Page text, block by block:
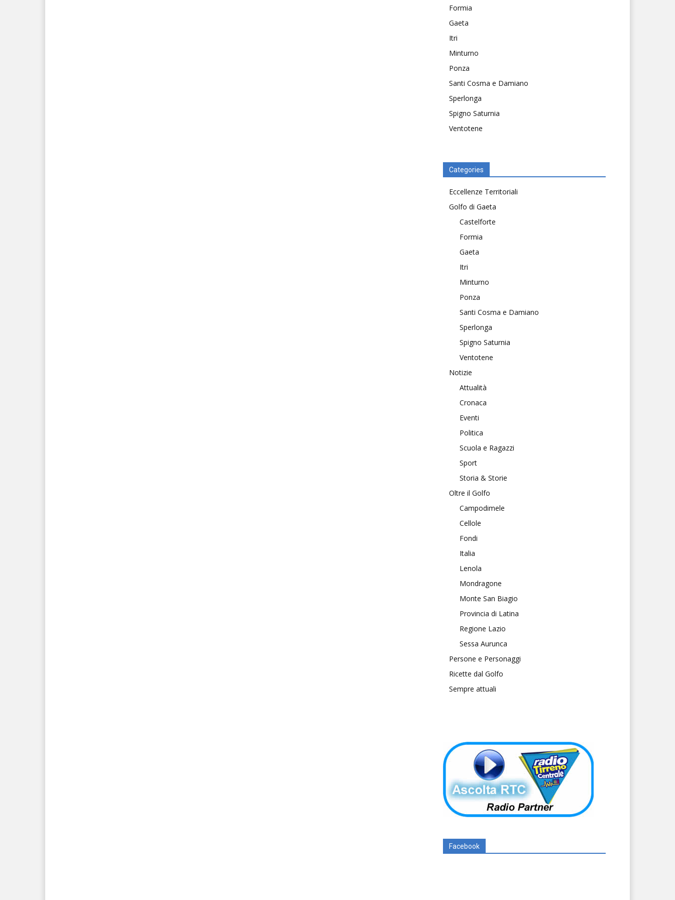
Formia
Gaeta
Itri
Minturno
Ponza
Santi Cosma e Damiano
Sperlonga
Spigno Saturnia
Ventotene
Categories
Eccellenze Territoriali
Golfo di Gaeta
Castelforte
Formia
Gaeta
Itri
Minturno
Ponza
Santi Cosma e Damiano
Sperlonga
Spigno Saturnia
Ventotene
Notizie
Attualità
Cronaca
Eventi
Politica
Scuola e Ragazzi
Sport
Storia & Storie
Oltre il Golfo
Campodimele
Cellole
Fondi
Italia
Lenola
Mondragone
Monte San Biagio
Provincia di Latina
Regione Lazio
Sessa Aurunca
Persone e Personaggi
Ricette dal Golfo
Sempre attuali
Facebook